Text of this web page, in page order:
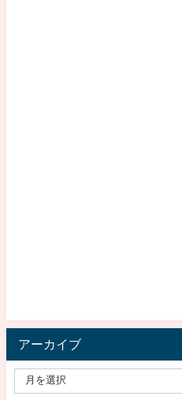
アーカイブ